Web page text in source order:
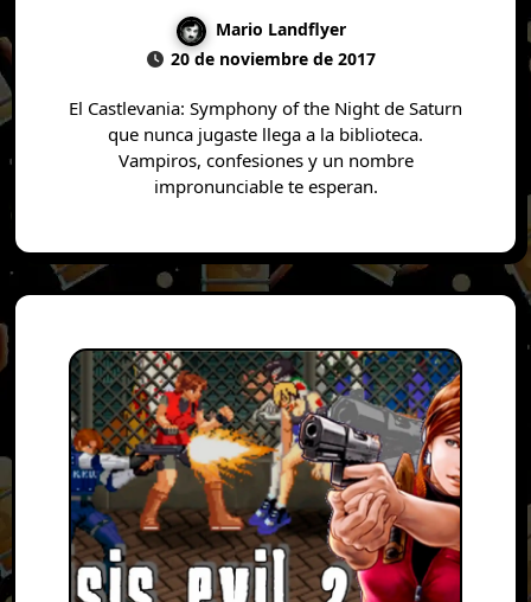
Mario Landflyer
20 de noviembre de 2017
El Castlevania: Symphony of the Night de Saturn
que nunca jugaste llega a la biblioteca.
Vampiros, confesiones y un nombre
impronunciable te esperan.